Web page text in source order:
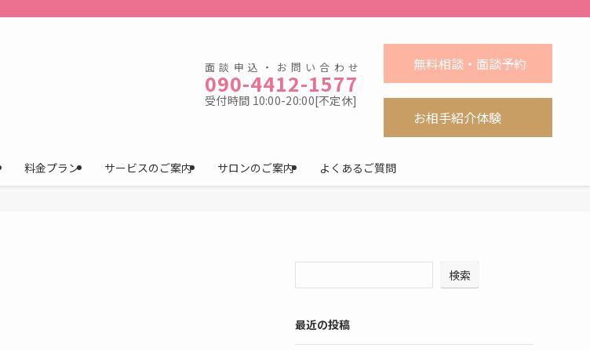
面談申込・お問い合わせ
090-4412-1577
受付時間 10:00-20:00[不定休]
無料相談・面談予約
お相手紹介体験
料金プラン サービスのご案内 サロンのご案内 よくあるご質問
検索
最近の投稿